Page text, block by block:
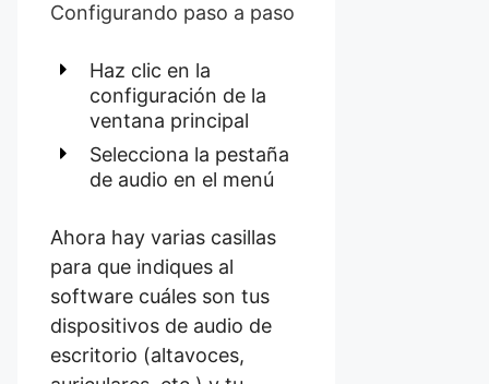
Configurando paso a paso
Haz clic en la
configuración de la
ventana principal
Selecciona la pestaña
de audio en el menú
Ahora hay varias casillas
para que indiques al
software cuáles son tus
dispositivos de audio de
escritorio (altavoces,